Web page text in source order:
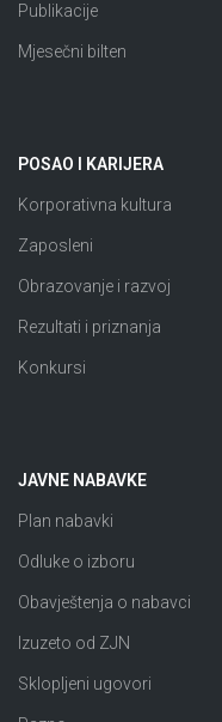
Publikacije
Mjesečni bilten
POSAO I KARIJERA
Korporativna kultura
Zaposleni
Obrazovanje i razvoj
Rezultati i priznanja
Konkursi
JAVNE NABAVKE
Plan nabavki
Odluke o izboru
Obavještenja o nabavci
Izuzeto od ZJN
Sklopljeni ugovori